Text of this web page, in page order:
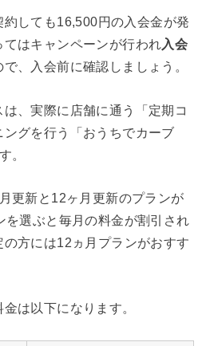
しても16,500円の入会金が発
はキャンペーンが行われ入会
で、入会前に確認しましょう。
、実際に店舗に通う「定期コ
グを行う「おうちでカーブ
。
更新と12ヶ月更新のプランが
を選ぶと毎月の料金が割引され
方には12ヵ月プランがおすす
は以下になります。